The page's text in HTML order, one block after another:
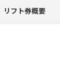
リフト券概要